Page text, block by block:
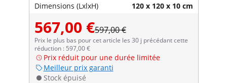
Dimensions (LxlxH) 120 x 120 x 10 cm
567,00 €597,00 €
Prix le plus bas pour cet article les 30 j précédant cette
réduction : 597,00 €
Prix réduit pour une durée limitée
Meilleur prix garanti
Stock épuisé